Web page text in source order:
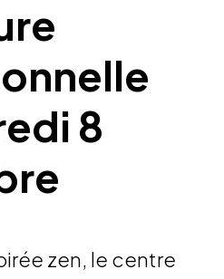
8
zen, le centre